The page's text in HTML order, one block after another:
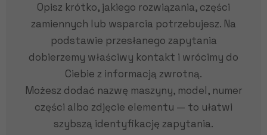
Opisz krótko, jakiego rozwiązania, części
zamiennych lub wsparcia potrzebujesz. Na
podstawie przesłanego zapytania
dobierzemy właściwy kontakt i wrócimy do
Ciebie z informacją zwrotną.
Możesz dodać nazwę maszyny, model, numer
części albo zdjęcie elementu — to ułatwi
szybszą identyfikację zapytania.